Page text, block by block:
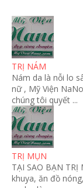
TRỊ NÁM
Nám da là nỗi lo
nữ , Mỹ Viện
chúng tôi quyết ...
TRỊ MỤN
TẠI SAO BẠN
khuya, ăn đồ